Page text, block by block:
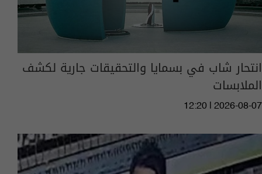
انتحار شاب في بسمايا والتحقيقات جارية لكشف
الملابسات
12:20 | 2026-08-07